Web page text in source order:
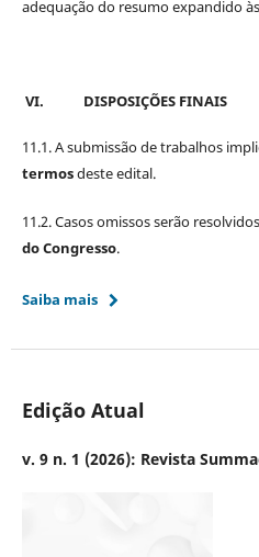
adequação do resumo expandido
VI. DISPOSIÇÕES FINAIS
11.1. A submissão de trabalhos
termosdeste edital.
11.2. Casos omissos serão
do Congresso.
Saiba mais
Edição Atual
v. 9 n. 1 (2026): Revista